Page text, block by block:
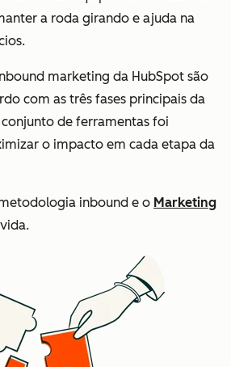
a roda girando e ajuda na
marketing da HubSpot são
com as três fases principais da
de ferramentas foi
o impacto em cada etapa da
inbound e o Marketing